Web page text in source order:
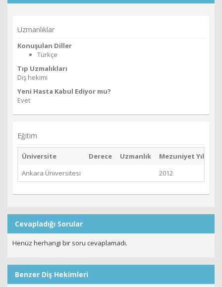
Uzmanlıklar
Konuşulan Diller
Türkçe
Tıp Uzmalıkları
Diş hekimi
Yeni Hasta Kabul Ediyor mu?
Evet
Eğitim
Üniversite Derece Uzmanlık
Mezuniyet Yılı
Ankara Üniversitesi
2012
Cevapladığı Sorular
Henüz herhangi bir soru cevaplamadı.
Benzer Diş Hekimleri